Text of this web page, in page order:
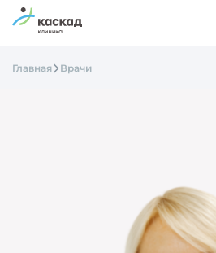
Главная Врачи